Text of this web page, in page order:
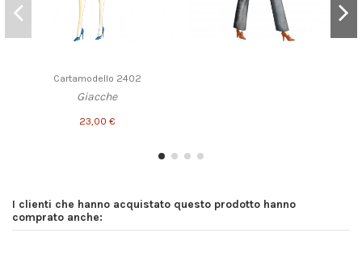
Cartamodello 2402
Giacche
23,00 €
I clienti che hanno acquistato questo prodotto hanno
comprato anche: